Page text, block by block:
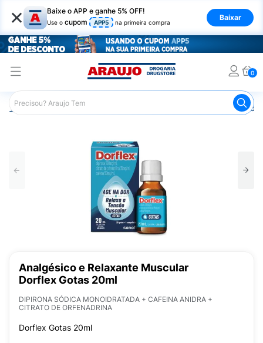
× Baixe o APP e ganhe 5% OFF!
Use o cupom APP5 na primeira compra
Baixar
0
Araujo Medicamentos Remédio
Analgésico e Relaxante Muscular
Dorflex Gotas 20ml
DIPIRONA SÓDICA MONOIDRATADA + CAFEINA ANIDRA +
CITRATO DE ORFENADRINA
Dorflex Gotas 20ml